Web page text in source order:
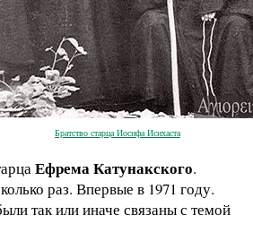
Братство старца Иосифа Исихаста
Ефрема Катунакского.
раз. Впервые в 1971 году.
так или иначе связаны с темой